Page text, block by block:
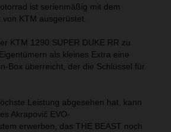
ist serienmäßig mit dem
KTM ausgerüstet.
KTM 1290 SUPER DUKE RR zu
als kleines Extra eine
Box überreicht, der die Schlüssel für
Leistung abgesehen hat, kann
Akrapovič EVO-
erwerben, das THE BEAST noch